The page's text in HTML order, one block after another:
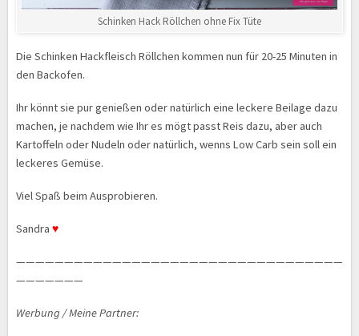
Schinken Hack Röllchen ohne Fix Tüte
Die Schinken Hackfleisch Röllchen kommen nun für 20-25 Minuten in
den Backofen.
Ihr könnt sie pur genießen oder natürlich eine leckere Beilage dazu
machen, je nachdem wie Ihr es mögt passt Reis dazu, aber auch
Kartoffeln oder Nudeln oder natürlich, wenns Low Carb sein soll ein
leckeres Gemüse.
Viel Spaß beim Ausprobieren.
Sandra ♥
——————————————————————————————————
———————
Werbung / Meine Partner: